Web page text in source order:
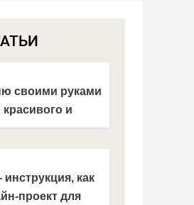
своими руками
и
ремонта
как
проект для